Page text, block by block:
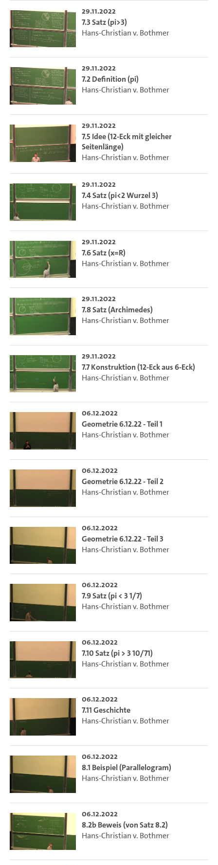
29.11.2022
7.3 Satz (pi>3)
Hans-Christian v. Bothmer
29.11.2022
7.2 Definition (pi)
Hans-Christian v. Bothmer
29.11.2022
7.5 Idee (12-Eck mit gleicher
Seitenlänge)
Hans-Christian v. Bothmer
29.11.2022
7.4 Satz (pi<2 Wurzel 3)
Hans-Christian v. Bothmer
29.11.2022
7.6 Satz (x=R)
Hans-Christian v. Bothmer
29.11.2022
7.8 Satz (Archimedes)
Hans-Christian v. Bothmer
29.11.2022
7.7 Konstruktion (12-Eck aus 6-Eck)
Hans-Christian v. Bothmer
06.12.2022
Geometrie 6.12.22 - Teil 1
Hans-Christian v. Bothmer
06.12.2022
Geometrie 6.12.22 - Teil 2
Hans-Christian v. Bothmer
06.12.2022
Geometrie 6.12.22 - Teil 3
Hans-Christian v. Bothmer
06.12.2022
7.9 Satz (pi < 3 1/7)
Hans-Christian v. Bothmer
06.12.2022
7.10 Satz (pi > 3 10/71)
Hans-Christian v. Bothmer
06.12.2022
7.11 Geschichte
Hans-Christian v. Bothmer
06.12.2022
8.1 Beispiel (Parallelogram)
Hans-Christian v. Bothmer
06.12.2022
8.2b Beweis (von Satz 8.2)
Hans-Christian v. Bothmer